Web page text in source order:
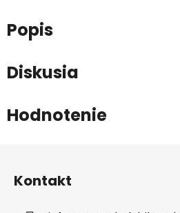
Popis
Diskusia
Hodnotenie
Kontakt